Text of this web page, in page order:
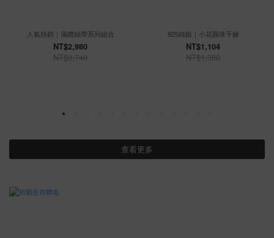
人氣熱銷｜滿鑽絲帶系列組合
NT$2,980
NT$3,740
925純銀｜小花圓珠手鍊
NT$1,104
NT$1,380
查看更多